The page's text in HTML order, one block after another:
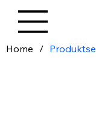
Home /